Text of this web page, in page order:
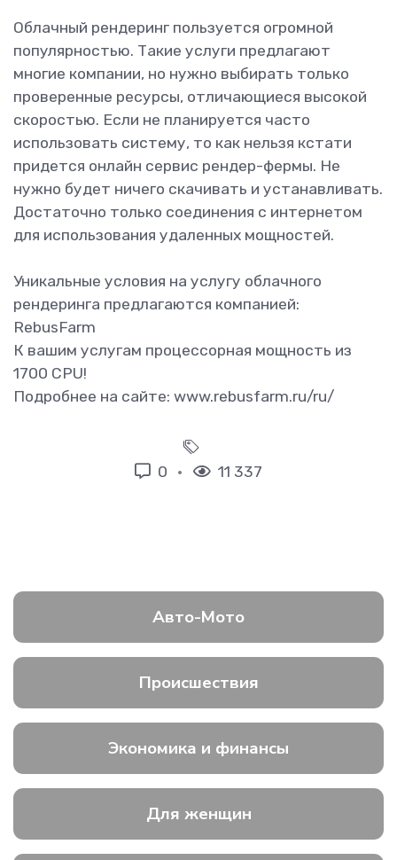
Облачный рендеринг пользуется огромной
популярностью. Такие услуги предлагают
многие компании, но нужно выбирать только
проверенные ресурсы, отличающиеся высокой
скоростью. Если не планируется часто
использовать систему, то как нельзя кстати
придется онлайн сервис рендер-фермы. Не
нужно будет ничего скачивать и устанавливать.
Достаточно только соединения с интернетом
для использования удаленных мощностей.
Уникальные условия на услугу облачного
рендеринга предлагаются компанией:
RebusFarm
К вашим услугам процессорная мощность из
1700 CPU!
Подробнее на сайте: www.rebusfarm.ru/ru/
0 11 337
Авто-Мото
Происшествия
Экономика и финансы
Для женщин